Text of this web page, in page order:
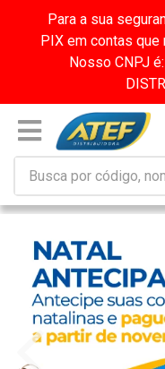
Para a sua
PIX em contas que
Nosso CNPJ